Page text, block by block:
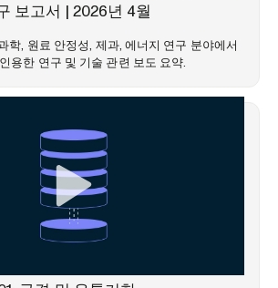
보고서 | 2026년 4월
학, 원료 안정성, 제과, 에너지 연구 분야에서
용한 연구 및 기술 관련 보도 요약.